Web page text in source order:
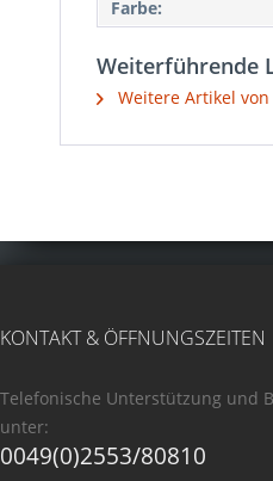
Farbe:
Weiterführende
Weitere Artikel
KONTAKT & ÖFFNUNGSZEITEN
Telefonische Unterstützung und
unter:
0049(0)2553/80810